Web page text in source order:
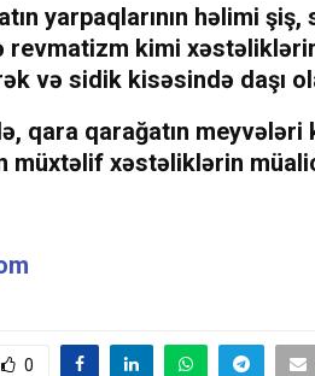
yarpaqlarının həlimi
revmatizm kimi
və sidik kisəsində daşı
qara qarağatın
müxtəlif xəstəliklərin
0